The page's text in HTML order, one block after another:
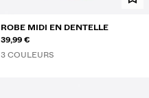
ROBE MIDI EN DENTELLE
39,99 €
3 COULEURS